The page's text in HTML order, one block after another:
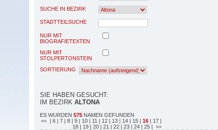
SUCHE IN BEZIRK
STADTTEILSUCHE
NUR MIT
BIOGRAFIETEXTEN
NUR MIT
STOLPERTONSTEIN
SORTIERUNG
SIE HABEN GESUCHT:
IM BEZIRK ALTONA
ES WURDEN 575 NAMEN GEFUNDEN
<< | 6 | 7 | 8 | 9 | 10 | 11 | 12 | 13 | 14 | 15 | 16 | 17 |
18 | 19 | 20 | 21 | 22 | 23 | 24 | 25 | >>